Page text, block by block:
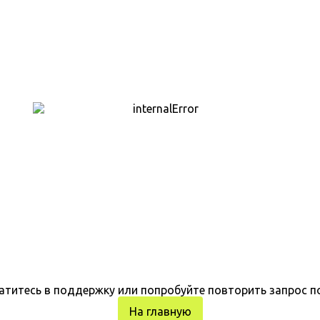
в поддержку или попробуйте повторить запрос
На главную